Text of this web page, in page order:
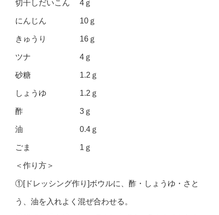
切干しだいこん 4ｇ
にんじん 10ｇ
きゅうり 16ｇ
ツナ 4ｇ
砂糖 1.2ｇ
しょうゆ 1.2ｇ
酢 3ｇ
油 0.4ｇ
ごま 1ｇ
＜作り方＞
①[ドレッシング作り]ボウルに、酢・しょうゆ・さと
う、油を入れよく混ぜ合わせる。